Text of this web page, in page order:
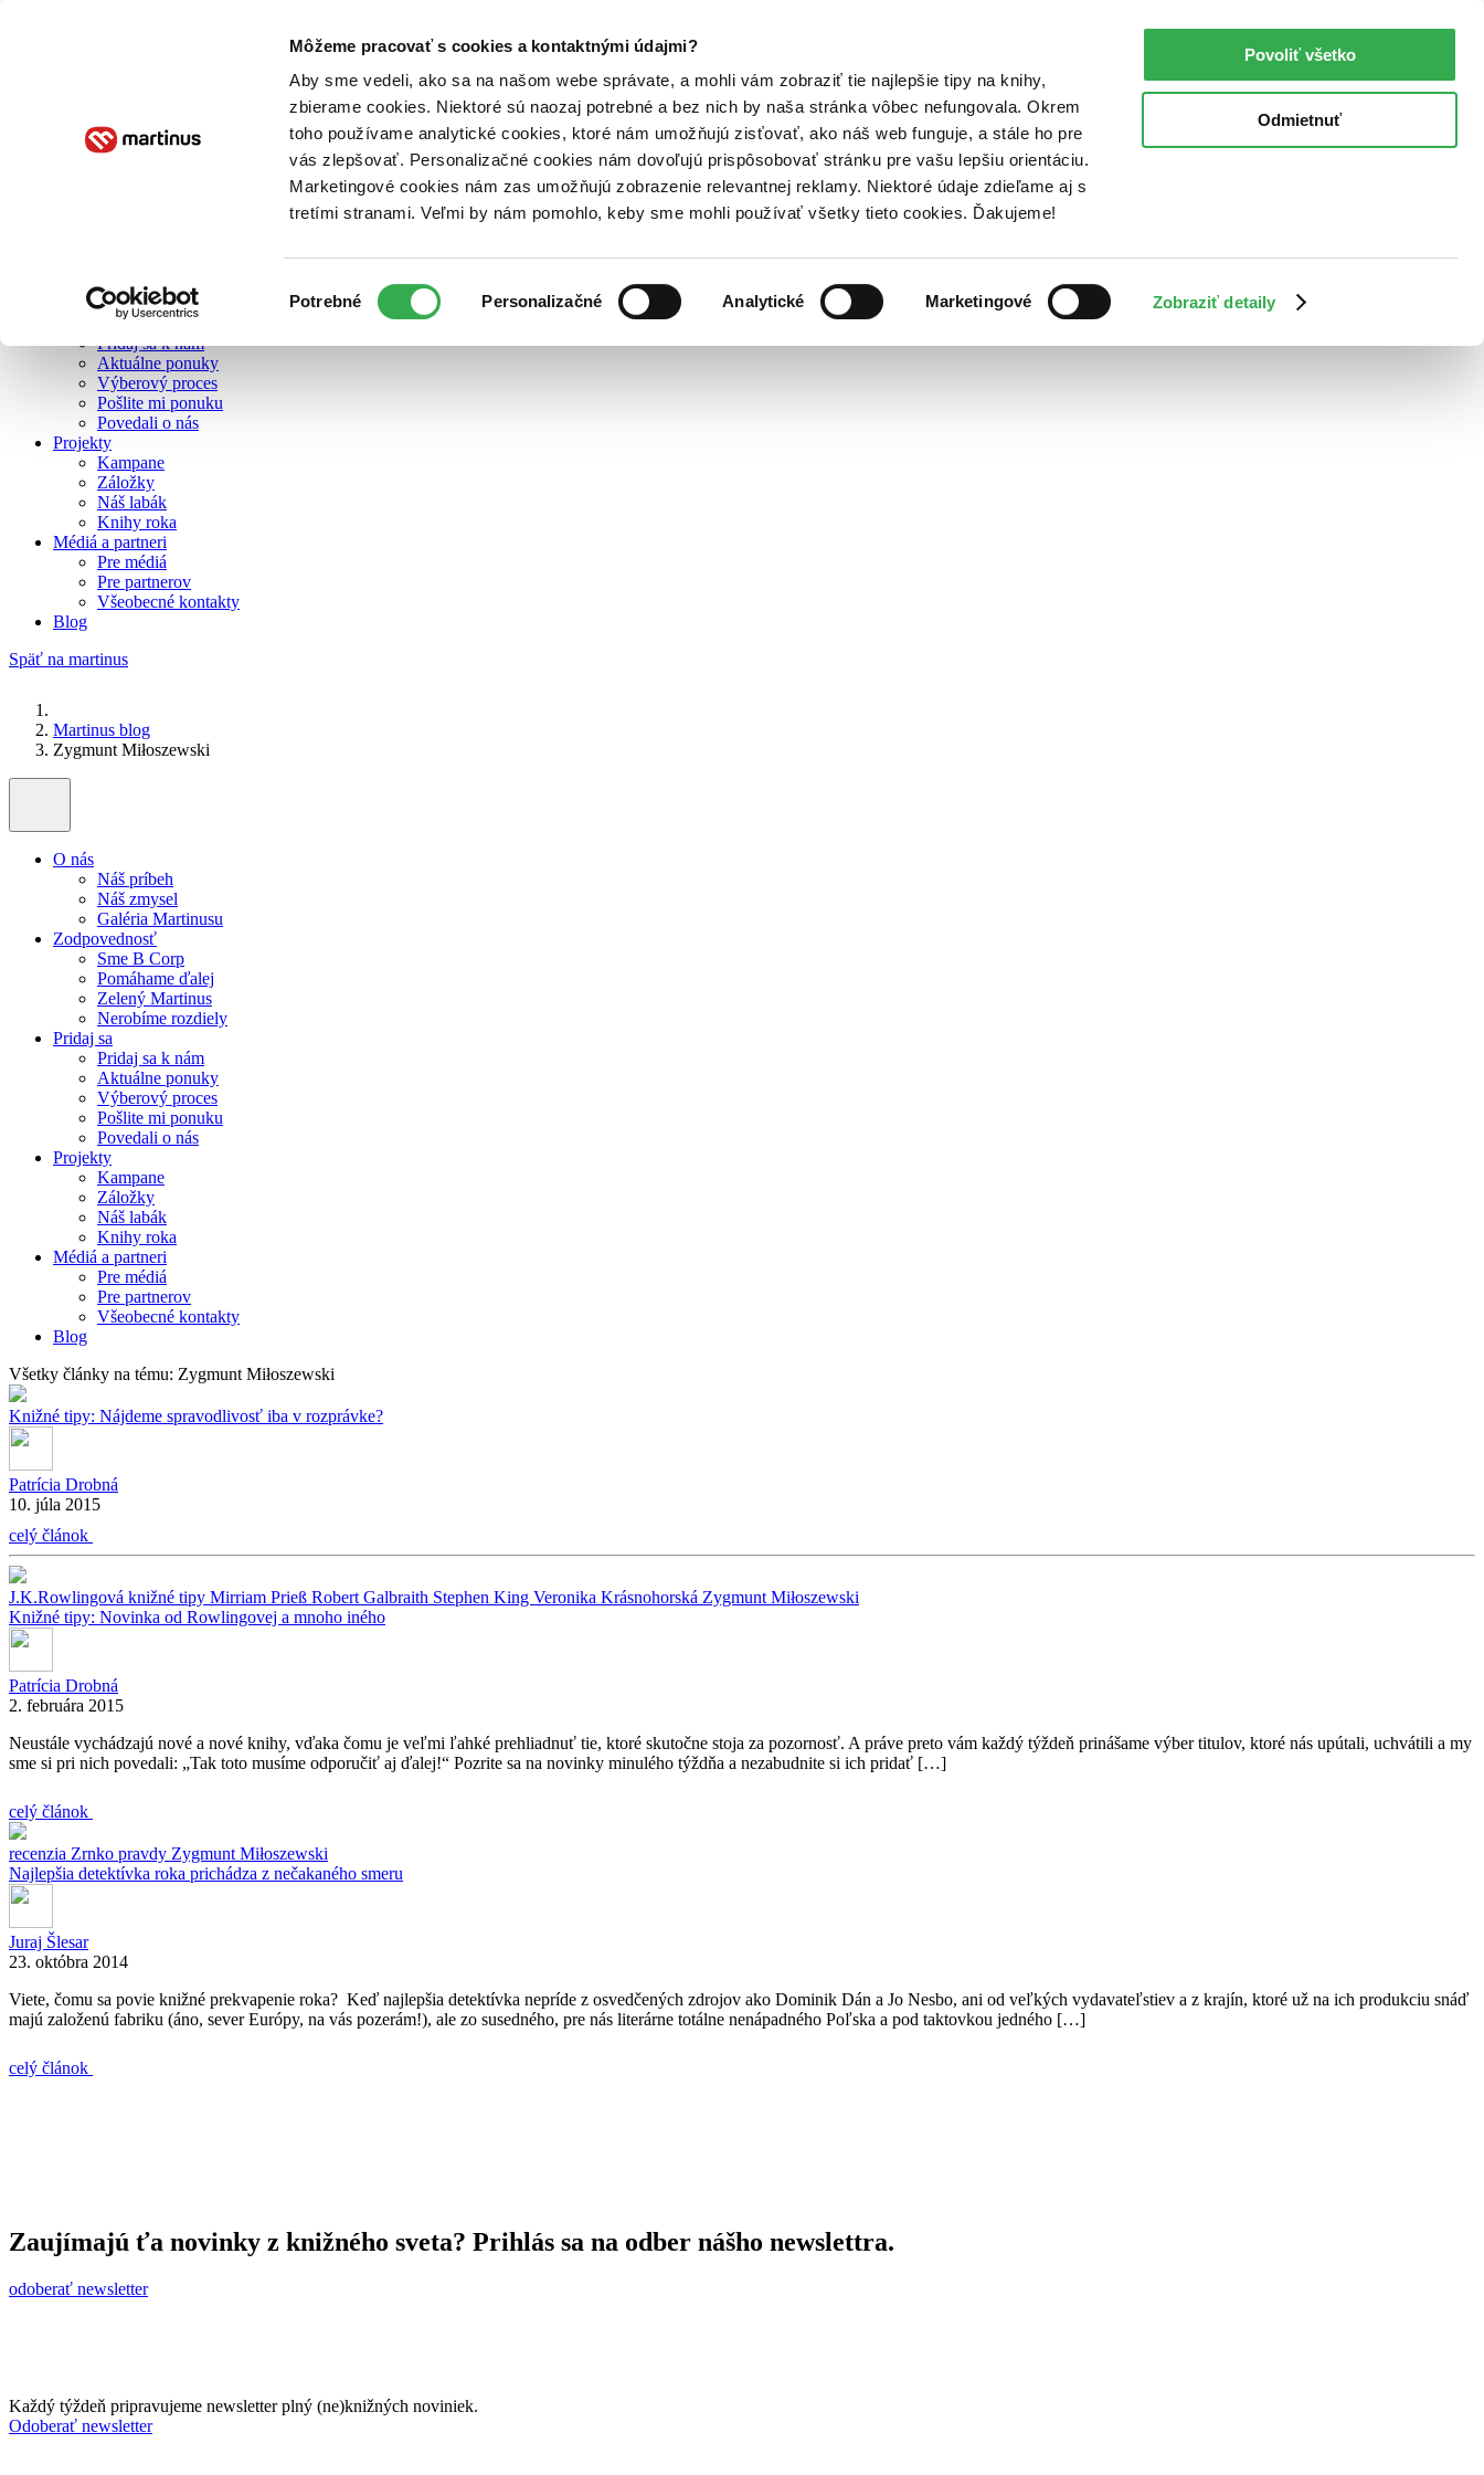
Môžeme pracovať s cookies a kontaktnými údajmi?
Aby sme vedeli, ako sa na našom webe správate, a mohli vám zobraziť tie najlepšie tipy na knihy,
zbierame cookies. Niektoré sú naozaj potrebné a bez nich by naša stránka vôbec nefungovala. Okrem
toho používame analytické cookies, ktoré nám umožňujú zisťovať, ako náš web funguje, a stále ho pre
vás zlepšovať. Personalizačné cookies nám dovoľujú prispôsobovať stránku pre vašu lepšiu orientáciu.
Marketingové cookies nám zas umožňujú zobrazenie relevantnej reklamy. Niektoré údaje zdieľame aj s
tretími stranami. Veľmi by nám pomohlo, keby sme mohli používať všetky tieto cookies. Ďakujeme!
súhlasu
Potrebné Personalizačné Analytické Marketingové Zobraziť detaily
Povoliť všetko
Odmietnuť
O nás
Zelený Martinus
Nerobíme rozdiely
Pridaj sa k nám
Aktuálne ponuky
Výberový proces
Pošlite mi ponuku
Povedali o nás
Projekty
Kampane
Záložky
Náš labák
Knihy roka
Médiá a partneri
Pre médiá
Pre partnerov
Všeobecné kontakty
Blog
Späť na martinus
Martinus blog
Zygmunt Miłoszewski
O nás
Náš príbeh
Náš zmysel
Galéria Martinusu
Zodpovednosť
Sme B Corp
Pomáhame ďalej
Zelený Martinus
Nerobíme rozdiely
Pridaj sa
Pridaj sa k nám
Aktuálne ponuky
Výberový proces
Pošlite mi ponuku
Povedali o nás
Projekty
Kampane
Záložky
Náš labák
Knihy roka
Médiá a partneri
Pre médiá
Pre partnerov
Všeobecné kontakty
Blog
Všetky články na tému: Zygmunt Miłoszewski
Knižné tipy: Nájdeme spravodlivosť iba v rozprávke?
Patrícia Drobná
10. júla 2015
celý článok
J.K.Rowlingová knižné tipy Mirriam Prieß Robert Galbraith Stephen King Veronika Krásnohorská Zygmunt Miłoszewski
Knižné tipy: Novinka od Rowlingovej a mnoho iného
Patrícia Drobná
2. februára 2015
Neustále vychádzajú nové a nové knihy, vďaka čomu je veľmi ľahké prehliadnuť tie, ktoré skutočne stoja za pozornosť. A práve preto vám každý týždeň prinášame výber titulov, ktoré nás upútali, uchvátili a my
sme si pri nich povedali: „Tak toto musíme odporučiť aj ďalej!“ Pozrite sa na novinky minulého týždňa a nezabudnite si ich pridať […]
celý článok
recenzia Zrnko pravdy Zygmunt Miłoszewski
Najlepšia detektívka roka prichádza z nečakaného smeru
Juraj Šlesar
23. októbra 2014
Viete, čomu sa povie knižné prekvapenie roka? Keď najlepšia detektívka nepríde z osvedčených zdrojov ako Dominik Dán a Jo Nesbo, ani od veľkých vydavateľstiev a z krajín, ktoré už na ich produkciu snáď
majú založenú fabriku (áno, sever Európy, na vás pozerám!), ale zo susedného, pre nás literárne totálne nenápadného Poľska a pod taktovkou jedného […]
celý článok
Zaujímajú ťa novinky z knižného sveta? Prihlás sa na odber nášho newslettra.
odoberať newsletter
Každý týždeň pripravujeme newsletter plný (ne)knižných noviniek.
Odoberať newsletter